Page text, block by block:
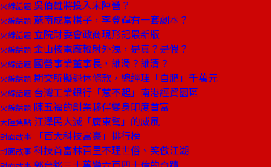
火線話題 吳伯雄將投入宋陣營？
火線話題 蘇南成當棋子，李登輝有一套劇本？
火線話題 立院財委會政商現形記最新版
火線話題 金山核電廠輻射外洩，是真？是假？
火線話題 國營事業董事長，誰濁？誰清？
火線話題 期交所擬退休條款，總經理「自肥」千萬元
火線話題 台灣工業銀行「惹不起」南港經貿園區
火線話題 陳五福的創業夥伴變身印度首富
大陸焦點 江澤民大滅「廣東幫」的威風
封面故事 「百大科技富豪」排行榜
封面故事 科技首富林百里不理世俗、笑傲江湖